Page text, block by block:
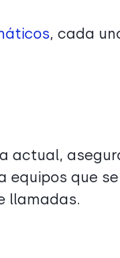
, cada
actual,
equipos que se
llamadas.